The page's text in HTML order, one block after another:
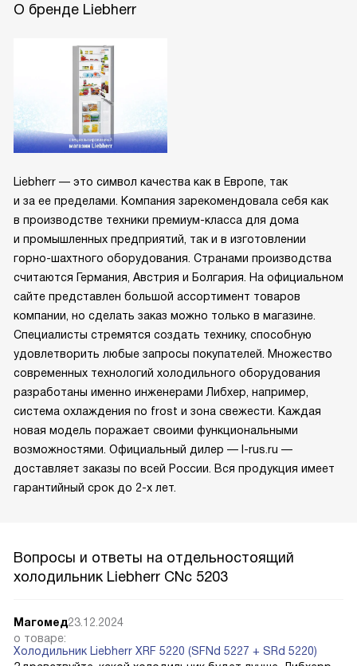
О бренде Liebherr
Liebherr — это символ качества как в Европе, так
и за ее пределами. Компания зарекомендовала себя как
в производстве техники премиум-класса для дома
и промышленных предприятий, так и в изготовлении
горно-шахтного оборудования. Странами производства
считаются Германия, Австрия и Болгария. На официальном
сайте представлен большой ассортимент товаров
компании, но сделать заказ можно только в магазине.
Специалисты стремятся создать технику, способную
удовлетворить любые запросы покупателей. Множество
современных технологий холодильного оборудования
разработаны именно инженерами Либхер, например,
система охлаждения no frost и зона свежести. Каждая
новая модель поражает своими функциональными
возможностями. Официальный дилер — l-rus.ru —
доставляет заказы по всей России. Вся продукция имеет
гарантийный срок до 2-х лет.
Вопросы и ответы на отдельностоящий
холодильник Liebherr CNc 5203
Магомед23.12.2024
о товаре:
Холодильник Liebherr XRF 5220 (SFNd 5227 + SRd 5220)